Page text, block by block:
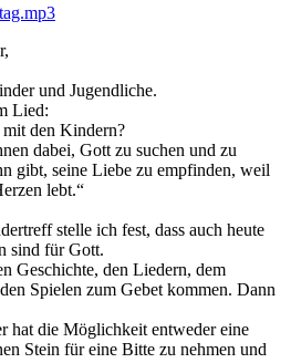
und Jugendliche.
Lied:
mit den Kindern?
dabei, Gott zu suchen und zu
gibt, seine Liebe zu empfinden, weil
lebt.“
stelle ich fest, dass auch heute
sind für Gott.
Geschichte, den Liedern, dem
Spielen zum Gebet kommen. Dann
hat die Möglichkeit entweder eine
Stein für eine Bitte zu nehmen und